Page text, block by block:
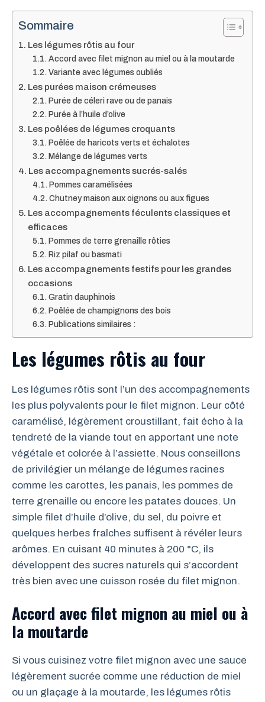
Sommaire
Les légumes rôtis au four
Accord avec filet mignon au miel ou à la moutarde
Variante avec légumes oubliés
Les purées maison crémeuses
Purée de céleri rave ou de panais
Purée à l’huile d’olive
Les poêlées de légumes croquants
Poêlée de haricots verts et échalotes
Mélange de légumes verts
Les accompagnements sucrés-salés
Pommes caramélisées
Chutney maison aux oignons ou aux figues
Les accompagnements féculents classiques et
efficaces
Pommes de terre grenaille rôties
Riz pilaf ou basmati
Les accompagnements festifs pour les grandes
occasions
Gratin dauphinois
Poêlée de champignons des bois
Publications similaires :
Les légumes rôtis au four
Les légumes rôtis sont l’un des accompagnements
les plus polyvalents pour le filet mignon. Leur côté
caramélisé, légèrement croustillant, fait écho à la
tendreté de la viande tout en apportant une note
végétale et colorée à l’assiette. Nous conseillons
de privilégier un mélange de légumes racines
comme les carottes, les panais, les pommes de
terre grenaille ou encore les patates douces. Un
simple filet d’huile d’olive, du sel, du poivre et
quelques herbes fraîches suffisent à révéler leurs
arômes. En cuisant 40 minutes à 200 °C, ils
développent des sucres naturels qui s’accordent
très bien avec une cuisson rosée du filet mignon.
Accord avec filet mignon au miel ou à
la moutarde
Si vous cuisinez votre filet mignon avec une sauce
légèrement sucrée comme une réduction de miel
ou un glaçage à la moutarde, les légumes rôtis